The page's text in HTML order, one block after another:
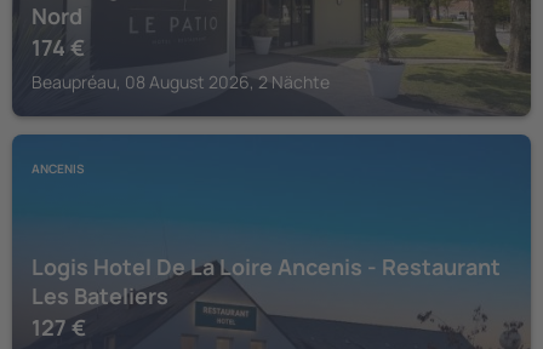
Nord
174 €
Beaupréau, 08 August 2026, 2 Nächte
ANCENIS
Logis Hotel De La Loire Ancenis - Restaurant
Les Bateliers
127€